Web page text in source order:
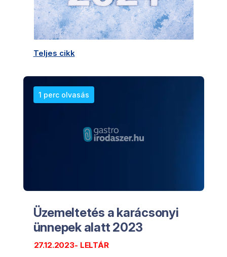
Teljes cikk
1 perc olvasás
Üzemeltetés a karácsonyi
ünnepek alatt 2023
27.12.2023- LELTÁR